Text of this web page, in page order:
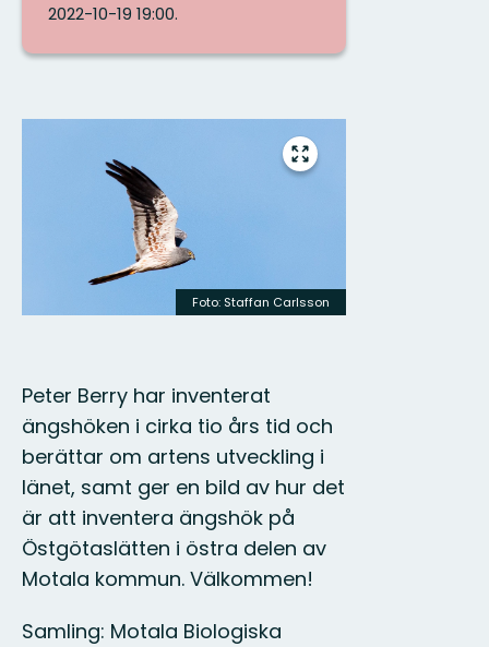
2022-10-19 19:00.
Gå
till
Foto: Staffan Carlsson
Peter Berry har inventerat
ängshöken i cirka tio års tid och
berättar om artens utveckling i
länet, samt ger en bild av hur det
är att inventera ängshök på
Östgötaslätten i östra delen av
Motala kommun. Välkommen!
Samling: Motala Biologiska